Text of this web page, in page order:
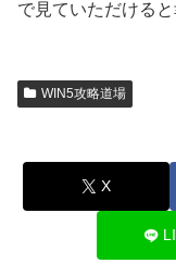
で見ていただけると
WIN5攻略道場
X